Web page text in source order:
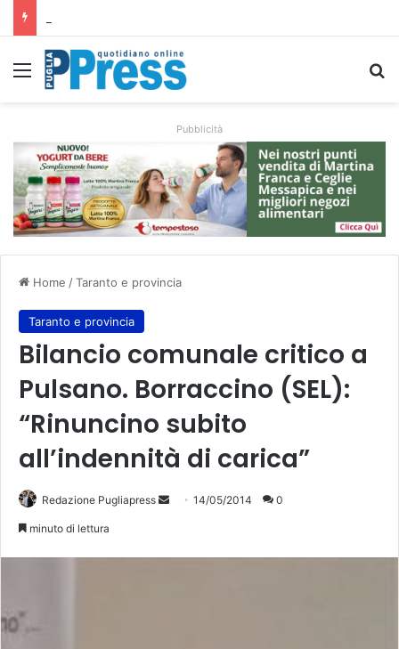
Menu
Pubblicità
Home /Taranto e provincia
Taranto e provincia
Bilancio comunale critico a
Pulsano. Borraccino (SEL):
“Rinuncino subito
all’indennità di carica”
Redazione Pugliapress 14/05/2014 0
minuto di lettura